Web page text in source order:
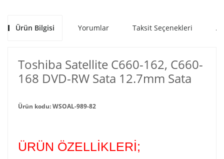
Ürün Bilgisi Yorumlar Taksit Seçenekleri
Toshiba Satellite C660-162, C660-
168 DVD-RW Sata 12.7mm Sata
Ürün kodu: WSOAL-989-82
ÜRÜN ÖZELLİKLERİ;